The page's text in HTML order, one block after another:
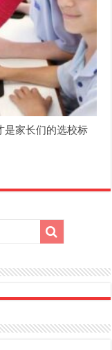
是家长们的选校标